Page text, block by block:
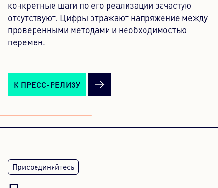
конкретные шаги по его реализации зачастую
отсутствуют. Цифры отражают напряжение между
проверенными методами и необходимостью
перемен.
К ПРЕСС-РЕЛИЗУ